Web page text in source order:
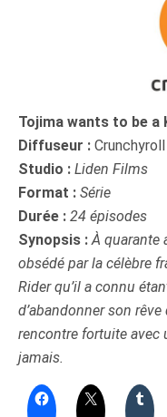
Tojima wants to be a
Diffuseur : Crunchyroll
Studio : Liden Films
Format : Série
Durée : 24 épisodes
Synopsis :À quarante
obsédé par la célèbre
Rider qu’il a connu
d’abandonner son
rencontre fortuite avec
jamais.